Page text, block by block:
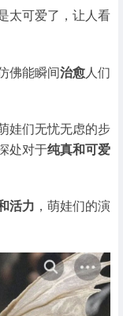
太可爱了，让人看
佛能瞬间治愈 人们
娃们无忧无虑的步
处对于纯真和可爱
活力 ，萌娃们的演